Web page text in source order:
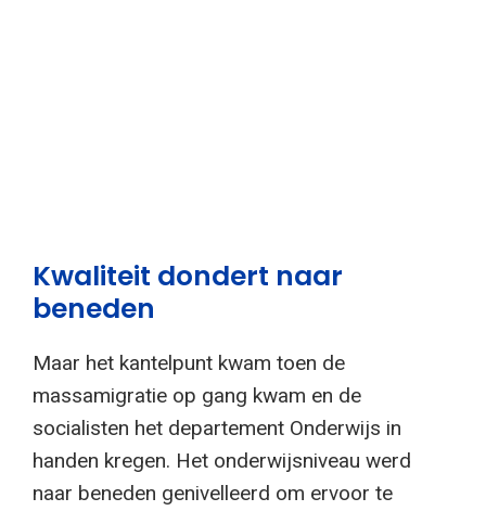
Kwaliteit dondert naar
beneden
Maar het kantelpunt kwam toen de
massamigratie op gang kwam en de
socialisten het departement Onderwijs in
handen kregen. Het onderwijsniveau werd
naar beneden genivelleerd om ervoor te